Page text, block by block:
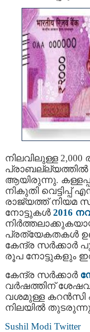
നിലവിലുള്ള
പ്രാബല്ല്യത്തില്‍
ആയിരുന്നു.
നികുതി വെട്ടിപ്പ്
രാജ്യത്ത് നിയമ
നോട്ടുകൾ 2016
പ്രത്യേകതകള്‍
കേന്ദ്ര സര്‍ക്കാര്‍
രൂപ നോട്ടുകളും
കേന്ദ്ര സര്‍ക്കാര്‍
വർഷത്തിന്
വശമുള്ള കറൻസി
നിലയിൽ തുടരുന്നു
Sushil Modi Twitter